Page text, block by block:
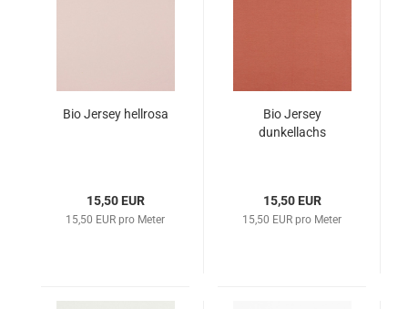
Bio Jersey hellrosa
15,50 EUR
15,50 EUR pro Meter
Bio Jersey
dunkellachs
15,50 EUR
15,50 EUR pro Meter